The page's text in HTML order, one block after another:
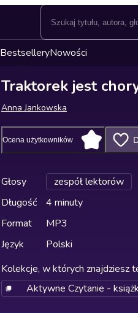
BestselleryNowości
Traktorek jest
Anna Jankowska
Ocena użytkowników
Głosy
zespół lektorów
Długość
4 minuty
Format
MP3
Język
Polski
Kolekcje, w których znajdziesz
Aktywne Czytanie -